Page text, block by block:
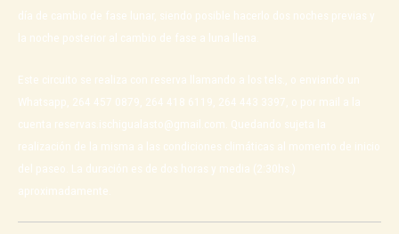
día de cambio de fase lunar, siendo posible hacerlo dos noches previas y
la noche posterior al cambio de fase a luna llena.
Este circuito se realiza con reserva llamando a los tels., o enviando un
Whatsapp, 264 457 0879, 264 418 6119, 264 443 3397, o por mail a la
cuenta reservas.ischigualasto@gmail.com. Quedando sujeta la
realización de la misma a las condiciones climáticas al momento de inicio
del paseo. La duración es de dos horas y media (2:30hs.)
aproximadamente.